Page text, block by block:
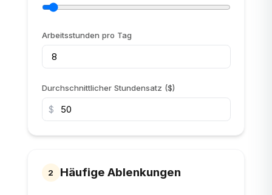
Arbeitsstunden pro Tag
Durchschnittlicher Stundensatz ($)
$
2 Häufige Ablenkungen